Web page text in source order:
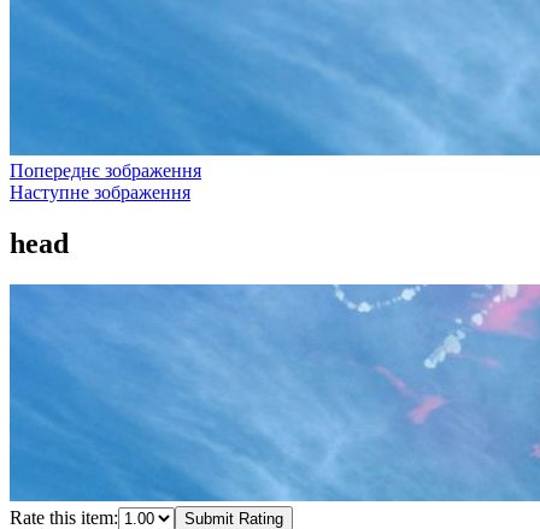
Попереднє зображення
Наступне зображення
head
Rate this item: Submit Rating